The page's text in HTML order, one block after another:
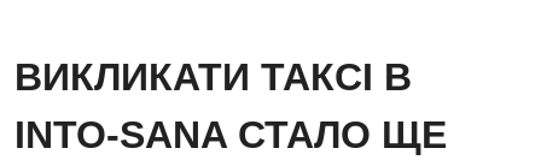
ВИКЛИКАТИ ТАКСІ В
INTO-SANA СТАЛО ЩЕ